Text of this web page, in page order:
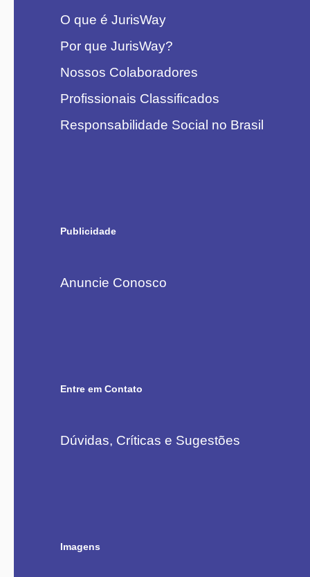
O que é JurisWay
Por que JurisWay?
Nossos Colaboradores
Profissionais Classificados
Responsabilidade Social no Brasil
Publicidade
Anuncie Conosco
Entre em Contato
Dúvidas, Críticas e Sugestões
Imagens